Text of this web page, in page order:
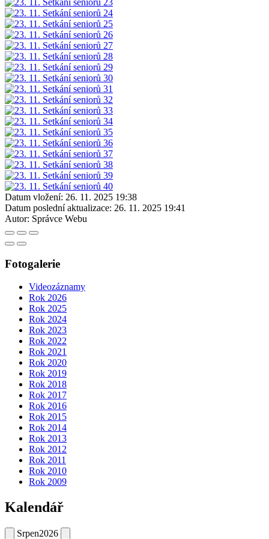
Datum vložení: 26. 11. 2025 19:38
Datum poslední aktualizace: 26. 11. 2025 19:41
Autor: Správce Webu
Fotogalerie
Videozáznamy
Rok 2026
Rok 2025
Rok 2024
Rok 2023
Rok 2022
Rok 2021
Rok 2020
Rok 2019
Rok 2018
Rok 2017
Rok 2016
Rok 2015
Rok 2014
Rok 2013
Rok 2012
Rok 2011
Rok 2010
Rok 2009
Kalendář
Srpen2026